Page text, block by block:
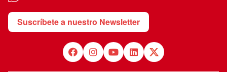
Suscríbete a nuestro Newsletter